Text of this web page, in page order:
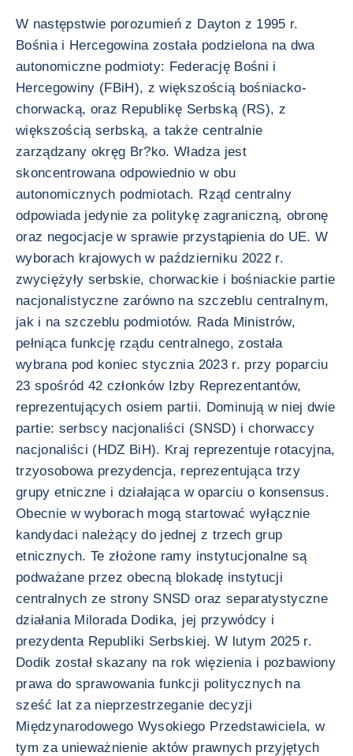
W następstwie porozumień z Dayton z 1995 r.
Bośnia i Hercegowina została podzielona na dwa
autonomiczne podmioty: Federację Bośni i
Hercegowiny (FBiH), z większością bośniacko-
chorwacką, oraz Republikę Serbską (RS), z
większością serbską, a także centralnie
zarządzany okręg Br?ko. Władza jest
skoncentrowana odpowiednio w obu
autonomicznych podmiotach. Rząd centralny
odpowiada jedynie za politykę zagraniczną, obronę
oraz negocjacje w sprawie przystąpienia do UE. W
wyborach krajowych w październiku 2022 r.
zwyciężyły serbskie, chorwackie i bośniackie partie
nacjonalistyczne zarówno na szczeblu centralnym,
jak i na szczeblu podmiotów. Rada Ministrów,
pełniąca funkcję rządu centralnego, została
wybrana pod koniec stycznia 2023 r. przy poparciu
23 spośród 42 członków Izby Reprezentantów,
reprezentujących osiem partii. Dominują w niej dwie
partie: serbscy nacjonaliści (SNSD) i chorwaccy
nacjonaliści (HDZ BiH). Kraj reprezentuje rotacyjna,
trzyosobowa prezydencja, reprezentująca trzy
grupy etniczne i działająca w oparciu o konsensus.
Obecnie w wyborach mogą startować wyłącznie
kandydaci należący do jednej z trzech grup
etnicznych. Te złożone ramy instytucjonalne są
podważane przez obecną blokadę instytucji
centralnych ze strony SNSD oraz separatystyczne
działania Milorada Dodika, jej przywódcy i
prezydenta Republiki Serbskiej. W lutym 2025 r.
Dodik został skazany na rok więzienia i pozbawiony
prawa do sprawowania funkcji politycznych na
sześć lat za nieprzestrzeganie decyzji
Międzynarodowego Wysokiego Przedstawiciela, w
tym za unieważnienie aktów prawnych przyjętych